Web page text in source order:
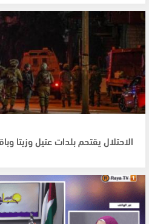
الاحتلال يقتحم بلدات عتيل وزيتا